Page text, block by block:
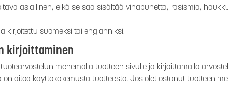
asiallinen, eikä se saa sisältää vihapuhetta, rasismia,
kirjoitettu suomeksi tai englanniksi.
kirjoittaminen
menemällä tuotteen sivulle ja kirjoittamalla
on aitoa käyttökokemusta tuotteesta. Jos olet ostanut tuotteen